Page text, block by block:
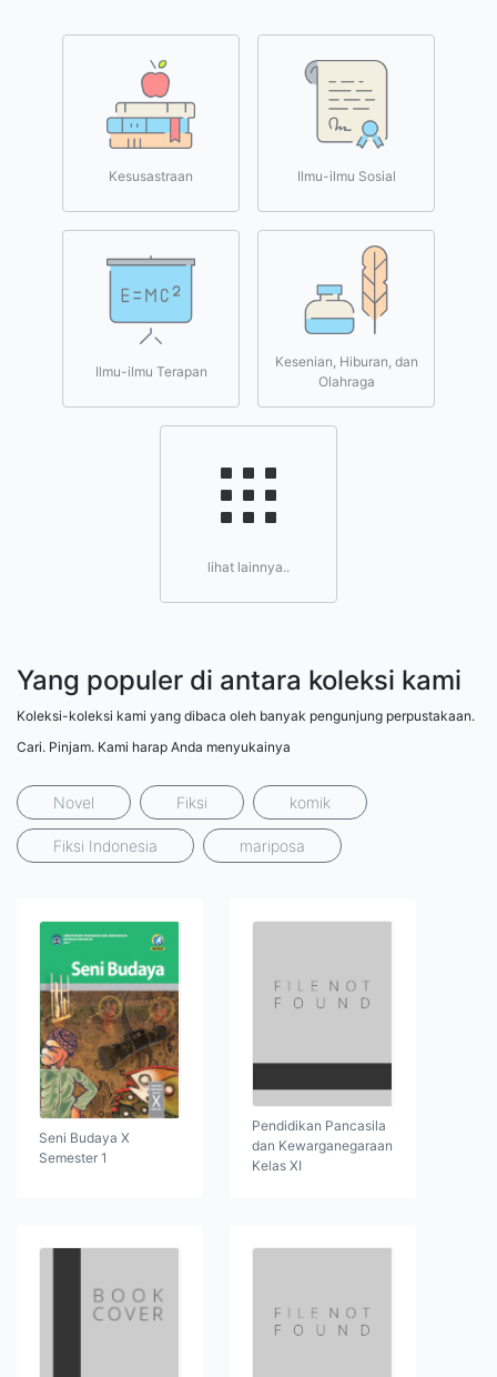
Kesusastraan Ilmu-ilmu Sosial
Ilmu-ilmu Terapan
Kesenian, Hiburan, dan
Olahraga
lihat lainnya..
Yang populer di antara koleksi kami
Koleksi-koleksi kami yang dibaca oleh banyak pengunjung perpustakaan.
Cari. Pinjam. Kami harap Anda menyukainya
Novel Fiksi komik
Fiksi Indonesia mariposa
Seni Budaya X
Semester 1
Pendidikan Pancasila
dan Kewarganegaraan
Kelas XI